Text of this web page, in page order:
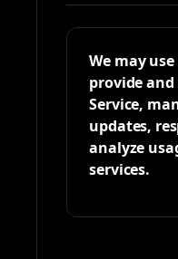
We may
provide
Service,
updates,
analyze
services.